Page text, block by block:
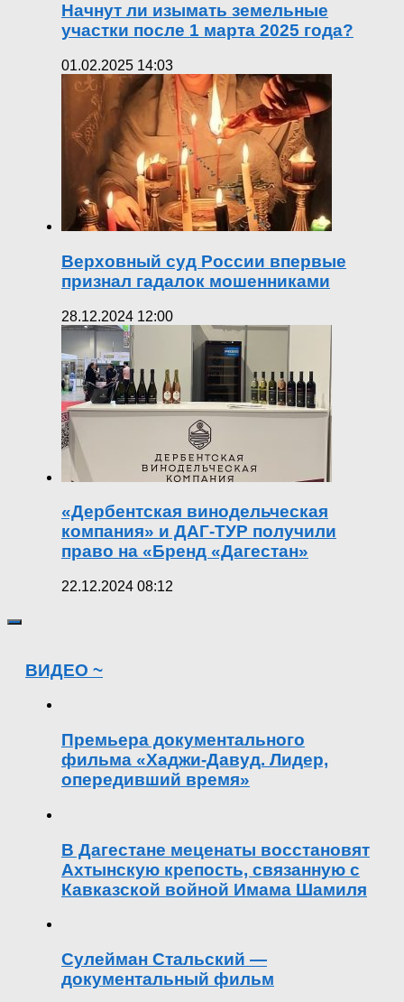
Начнут ли изымать земельные
участки после 1 марта 2025 года?
01.02.2025 14:03
Верховный суд России впервые
признал гадалок мошенниками
28.12.2024 12:00
«Дербентская винодельческая
компания» и ДАГ-ТУР получили
право на «Бренд «Дагестан»
22.12.2024 08:12
ВИДЕО ~
Премьера документального
фильма «Хаджи-Давуд. Лидер,
опередивший время»
В Дагестане меценаты восстановят
Ахтынскую крепость, связанную с
Кавказской войной Имама Шамиля
Сулейман Стальский —
документальный фильм